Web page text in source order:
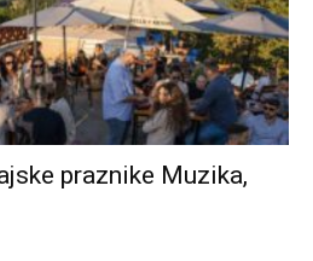
praznike Muzika,